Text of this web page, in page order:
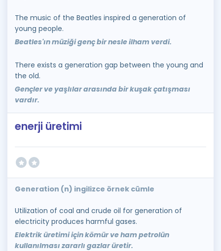
The music of the Beatles inspired a generation of
young people.
Beatles'ın müziği genç bir nesle ilham verdi.
There exists a generation gap between the young and
the old.
Gençler ve yaşlılar arasında bir kuşak çatışması
vardır.
enerji üretimi
Generation (n) ingilizce örnek cümle
Utilization of coal and crude oil for generation of
electricity produces harmful gases.
Elektrik üretimi için kömür ve ham petrolün
kullanılması zararlı gazlar üretir.